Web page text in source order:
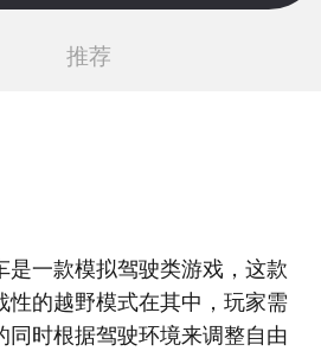
推荐
是一款模拟驾驶类游戏，这款
性的越野模式在其中，玩家需
同时根据驾驶环境来调整自由